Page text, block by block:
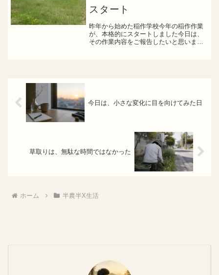
スタート
昨年から始めた稲作学校今年の稲作作業
が、本格的にスタートしました今日は、
その作業内容をご報告したいと思います
今日は、小さな変化に目を向けてみた日
草取りは、無駄な時間ではなかった
ホーム 半農半X生活